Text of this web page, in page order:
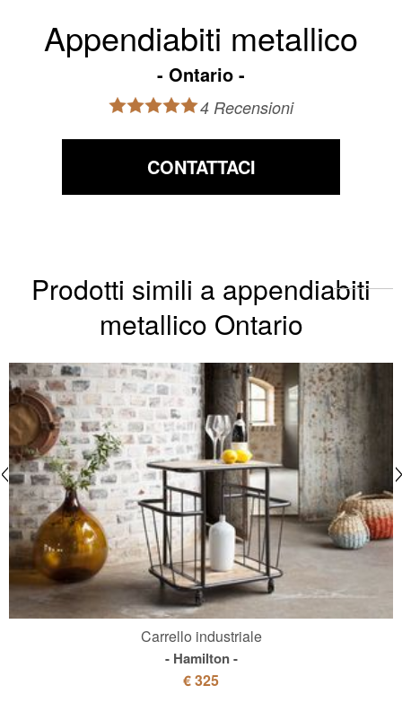
Appendiabiti metallico
Ontario
4 Recensioni
CONTATTACI
Prodotti simili a appendiabiti
metallico Ontario
Carrello industriale
Hamilton
€ 325